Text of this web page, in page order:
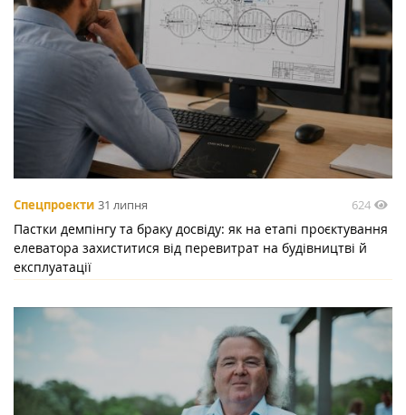
Спецпроекти 31 липня 624
Пастки демпінгу та браку досвіду: як на етапі проєктування
елеватора захиститися від перевитрат на будівництві й
експлуатації